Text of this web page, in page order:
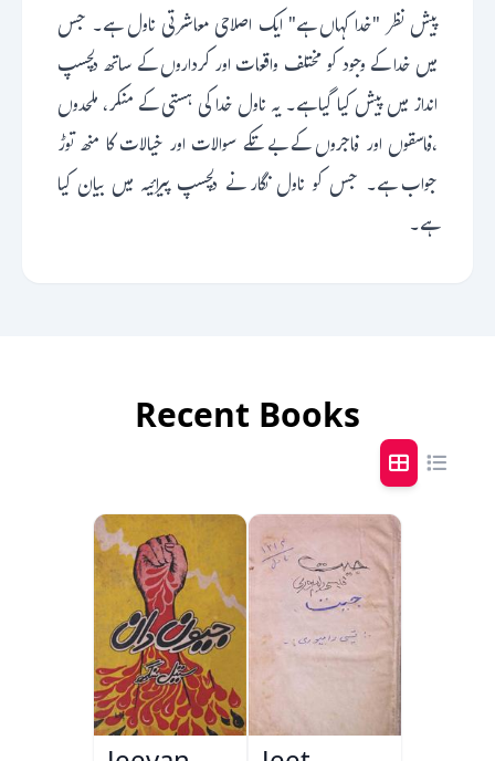
پیش نظر "خدا کہاں ہے" ایک اصلاحی معاشرتی ناول ہے۔ جس
میں خدا کے وجود کو مختلف واقعات اور کرداروں کے ساتھ دلچسپ
انداز میں پیش کیا گیا ہے۔ یہ ناول خدا کی ہستی کے منکر، ملحدوں
،فاسقوں اور فاجروں کے بے تکے سوالات اور خیالات کا منھ توڑ
جواب ہے۔ جس کو ناول نگار نے دلچسپ پیرائیہ میں بیان کیا
ہے۔
Recent Books